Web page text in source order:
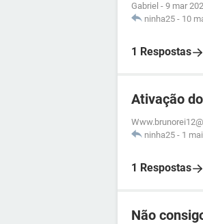
Gabriel - 9 mar
ninha25 - 10
1 Respostas
Ativação
ninha25 - 1
1 Respostas
Não